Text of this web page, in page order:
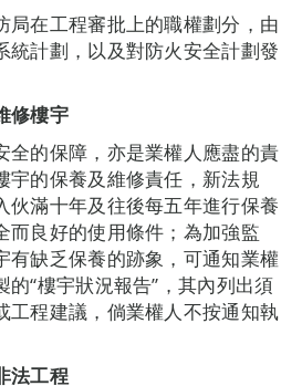
局在工程審批上的職權劃分，由
統計劃，以及對防火安全計劃發
修樓宇
全的保障，亦是業權人應盡的責
宇的保養及維修責任，新法規
伙滿十年及往後每五年進行保養
而良好的使用條件；為加強監
有缺乏保養的跡象，可通知業權
的“樓宇狀況報告”，其內列出須
工程建議，倘業權人不按通知執
法工程